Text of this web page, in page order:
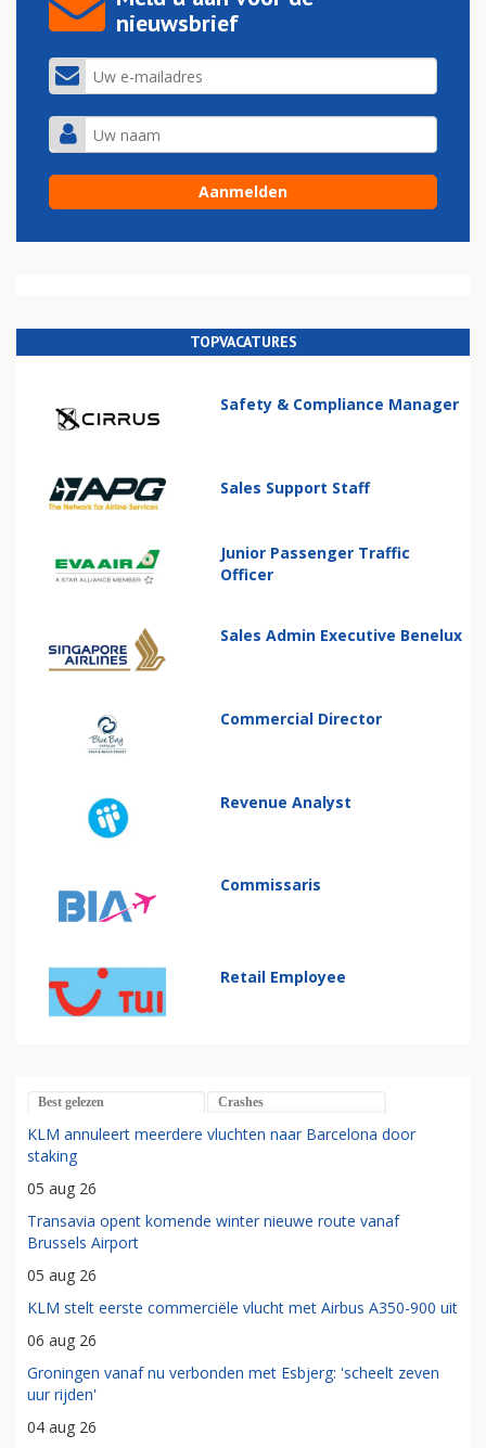
nieuwsbrief
TOPVACATURES
Safety & Compliance Manager
Sales Support Staff
Junior Passenger Traffic
Officer
Sales Admin Executive Benelux
Commercial Director
Revenue Analyst
Commissaris
Retail Employee
Best gelezen Crashes
KLM annuleert meerdere vluchten naar Barcelona door
staking
05 aug 26
Transavia opent komende winter nieuwe route vanaf
Brussels Airport
05 aug 26
KLM stelt eerste commerciële vlucht met Airbus A350-900 uit
06 aug 26
Groningen vanaf nu verbonden met Esbjerg: 'scheelt zeven
uur rijden'
04 aug 26